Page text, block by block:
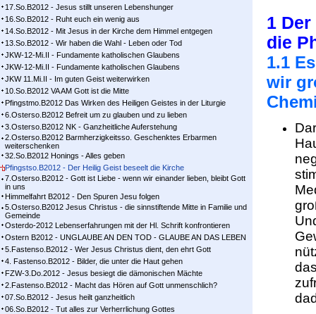
17.So.B2012 - Jesus stillt unseren Lebenshunger
16.So.B2012 - Ruht euch ein wenig aus
14.So.B2012 - Mit Jesus in der Kirche dem Himmel entgegen
13.So.B2012 - Wir haben die Wahl - Leben oder Tod
JKW-12-Mi.II - Fundamente katholischen Glaubens
JKW-12-Mi.II - Fundamente katholischen Glaubens
JKW 11.Mi.II - Im guten Geist weiterwirken
10.So.B2012 VA AM Gott ist die Mitte
Pfingstmo.B2012 Das Wirken des Heiligen Geistes in der Liturgie
6.Osterso.B2012 Befreit um zu glauben und zu lieben
3.Osterso.B2012 NK - Ganzheitliche Auferstehung
2.Osterso.B2012 Barmherzigkeitsso. Geschenktes Erbarmen
weiterschenken
32.So.B2012 Honings - Alles geben
Pfingstso.B2012 - Der Heilig Geist beseelt die Kirche
7.Osterso.B2012 - Gott ist Liebe - wenn wir einander lieben, bleibt Gott
in uns
Himmelfahrt B2012 - Den Spuren Jesu folgen
5.Osterso.B2012 Jesus Christus - die sinnstiftende Mitte in Familie und
Gemeinde
Osterdo-2012 Lebenserfahrungen mit der Hl. Schrift konfrontieren
Ostern B2012 - UNGLAUBE AN DEN TOD - GLAUBE AN DAS LEBEN
5.Fastenso.B2012 - Wer Jesus Christus dient, den ehrt Gott
4. Fastenso.B2012 - Bilder, die unter die Haut gehen
FZW-3.Do.2012 - Jesus besiegt die dämonischen Mächte
2.Fastenso.B2012 - Macht das Hören auf Gott unmenschlich?
07.So.B2012 - Jesus heilt ganzheitlich
06.So.B2012 - Tut alles zur Verherrlichung Gottes
1
die
1.1
wir